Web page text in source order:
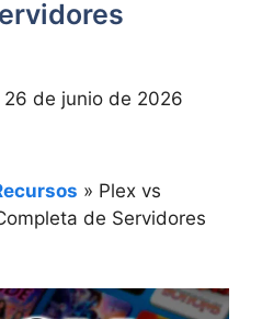
26 de junio de 2026
» Plex vs
de Servidores